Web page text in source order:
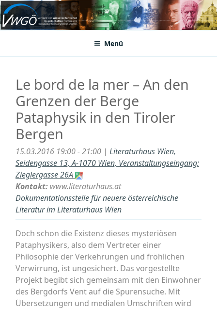
Zum
Inhalt
springenVWGÖ
Federation of Austrian Scientific Societies
Menü
Le bord de la mer – An den
Grenzen der Berge
Pataphysik in den Tiroler
Bergen
15.03.2016 19:00 - 21:00 | Literaturhaus Wien,
Seidengasse 13, A-1070 Wien, Veranstaltungseingang:
Zieglergasse 26A
Kontakt: www.literaturhaus.at
Dokumentationsstelle für neuere österreichische
Literatur im Literaturhaus Wien
Doch schon die Existenz dieses mysteriösen
Pataphysikers, also dem Vertreter einer
Philosophie der Verkehrungen und fröhlichen
Verwirrung, ist ungesichert. Das vorgestellte
Projekt begibt sich gemeinsam mit den Einwohner
des Bergdorfs Vent auf die Spurensuche. Mit
Übersetzungen und medialen Umschriften wird